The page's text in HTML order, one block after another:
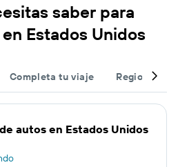
saber para
Estados Unidos
Completa tu viaje Regiones
autos en Estados Unidos